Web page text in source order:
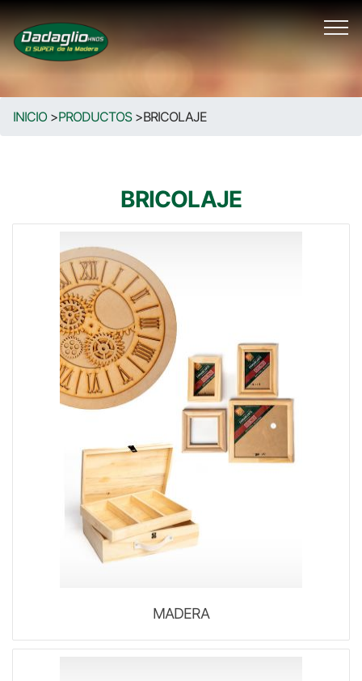
INICIO >PRODUCTOS >BRICOLAJE
BRICOLAJE
MADERA